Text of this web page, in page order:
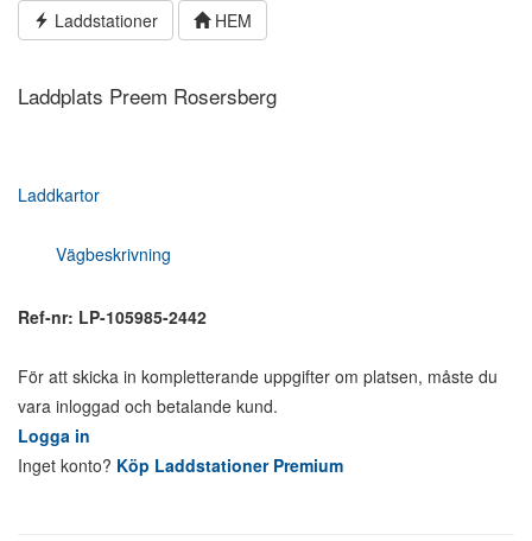
Hoppa Laddstationer HEM
Laddplats Preem Rosersberg
Laddkartor
Vägbeskrivning
Ref-nr: LP-105985-2442
För att skicka in kompletterande uppgifter om platsen, måste du
vara inloggad och betalande kund.
Logga in
Inget konto? Köp Laddstationer Premium